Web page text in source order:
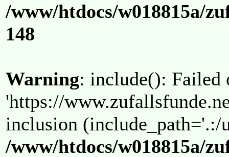
/www/htdocs/w018815a/
148
Warning: include(): Failed
'https://
inclusion (include_path='.:/
/www/htdocs/w018815a/